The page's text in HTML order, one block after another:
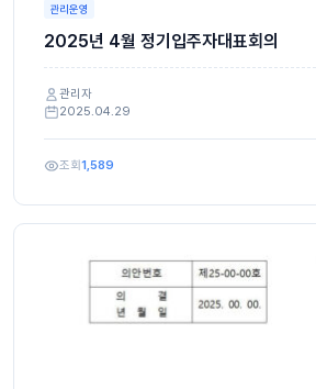
관리운영
2025년 4월 정기입주자대표회의
관리자
2025.04.29
조회1,589